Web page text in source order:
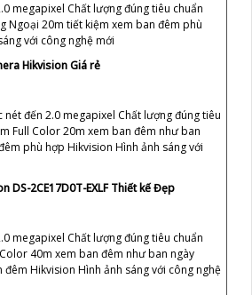
megapixel Chất lượng đúng tiêu chuẩn
Ngoại 20m tiết kiệm xem ban đêm phù
với công nghệ mới
Hikvision Giá rẻ
nét đến 2.0 megapixel Chất lượng đúng tiêu
Full Color 20m xem ban đêm như ban
phù hợp Hikvision Hình ảnh sáng với
DS-2CE17D0T-EXLF Thiết kế Đẹp
megapixel Chất lượng đúng tiêu chuẩn
40m xem ban đêm như ban ngày
Hikvision Hình ảnh sáng với công nghệ